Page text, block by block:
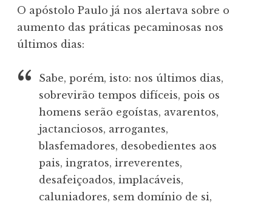
O apóstolo Paulo já nos alertava sobre o
aumento das práticas pecaminosas nos
últimos dias:
Sabe, porém, isto: nos últimos dias,
sobrevirão tempos difíceis, pois os
homens serão egoístas, avarentos,
jactanciosos, arrogantes,
blasfemadores, desobedientes aos
pais, ingratos, irreverentes,
desafeiçoados, implacáveis,
caluniadores, sem domínio de si,